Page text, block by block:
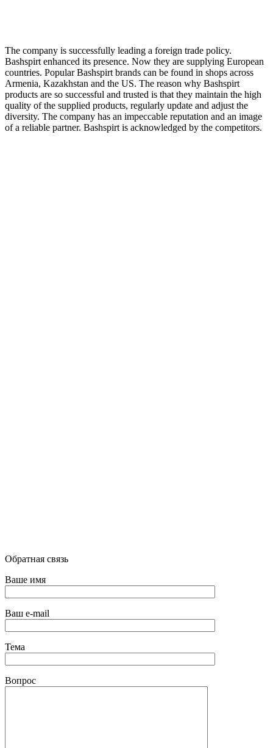
The company is successfully leading a foreign trade policy.
Bashspirt enhanced its presence. Now they are supplying European
countries. Popular Bashspirt brands can be found in shops across
Armenia, Kazakhstan and the US. The reason why Bashspirt
products are so successful and trusted is that they maintain the high
quality of the supplied products, regularly update and adjust the
diversity. The company has an impeccable reputation and an image
of a reliable partner. Bashspirt is acknowledged by the competitors.
Обратная связь
Ваше имя
Ваш e-mail
Тема
Вопрос